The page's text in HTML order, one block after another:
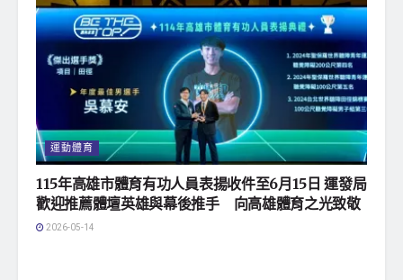
運動體育
115年高雄市體育有功人員表揚收件至6月15日 運發局
歡迎推薦體壇英雄與幕後推手 向高雄體育之光致敬
2026-05-14